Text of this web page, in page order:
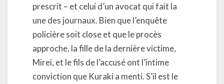
prescrit – et celui d’un avocat qui fait la
une des journaux. Bien que l’enquête
policière soit close et que le procès
approche, la fille de la dernière victime,
Mirei, et le fils de l’accusé ont l’intime
conviction que Kuraki a menti. S’il est le